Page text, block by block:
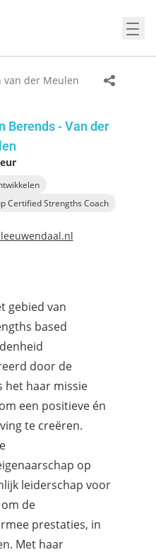
van der Meulen
Berends - Van der
Certified Strengths Coach
gebied van
based
door de
het haar missie
een positieve én
te creëren.
op
leiderschap voor
de
prestaties, in
Met haar